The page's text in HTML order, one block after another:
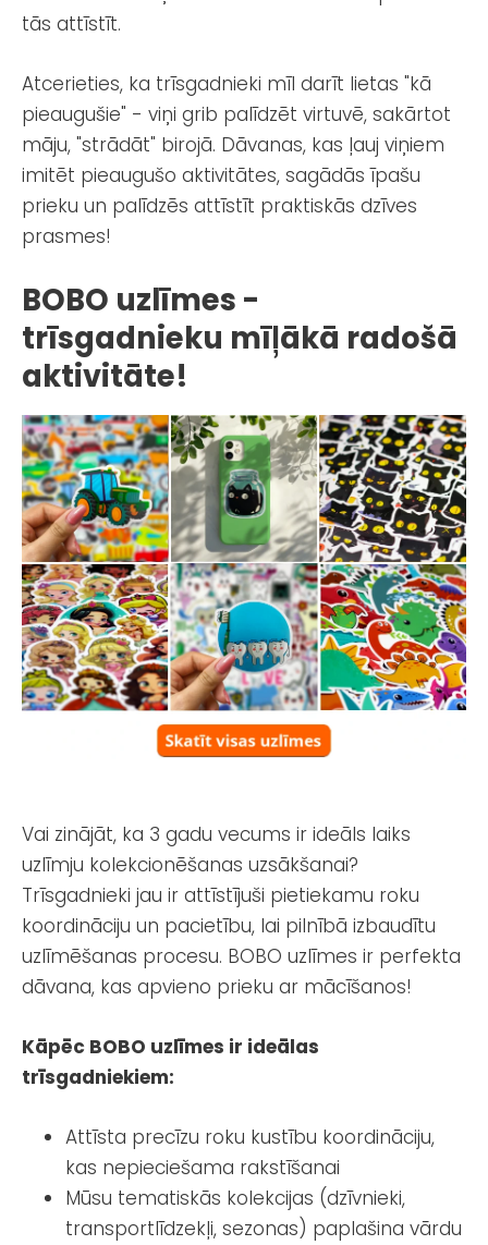
tās attīstīt.
Atcerieties, ka trīsgadnieki mīl darīt lietas "kā
pieaugušie" - viņi grib palīdzēt virtuvē, sakārtot
māju, "strādāt" birojā. Dāvanas, kas ļauj viņiem
imitēt pieaugušo aktivitātes, sagādās īpašu
prieku un palīdzēs attīstīt praktiskās dzīves
prasmes!
BOBO uzlīmes -
trīsgadnieku mīļākā radošā
aktivitāte!
Vai zinājāt, ka 3 gadu vecums ir ideāls laiks
uzlīmju kolekcionēšanas uzsākšanai?
Trīsgadnieki jau ir attīstījuši pietiekamu roku
koordināciju un pacietību, lai pilnībā izbaudītu
uzlīmēšanas procesu. BOBO uzlīmes ir perfekta
dāvana, kas apvieno prieku ar mācīšanos!
Kāpēc BOBO uzlīmes ir ideālas
trīsgadniekiem:
Attīsta precīzu roku kustību koordināciju,
kas nepieciešama rakstīšanai
Mūsu tematiskās kolekcijas (dzīvnieki,
transportlīdzekļi, sezonas) paplašina vārdu